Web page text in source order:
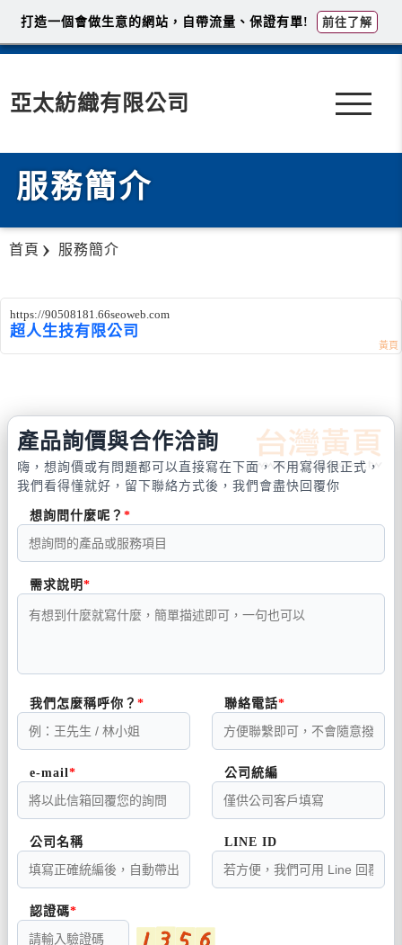
亞太紡織有限公司
服務簡介
首頁 服務簡介
https://90508181.66seoweb.com
超人生技有限公司
產品詢價與合作洽詢
嗨，想詢價或有問題都可以直接寫在下面，不用寫得很正式，
我們看得懂就好，留下聯絡方式後，我們會盡快回覆你
想詢問什麼呢？
需求說明
我們怎麼稱呼你？ 聯絡電話
e-mail 公司統編
公司名稱 LINE ID
認證碼
打造一個會做生意的網站，自帶流量、保證有單! 前往了解